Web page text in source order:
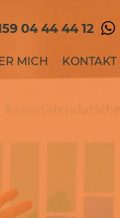
MICH KONTAKT
04 44 44 12